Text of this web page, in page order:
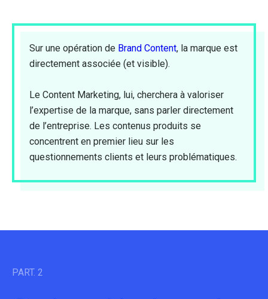
Sur une opération de Brand Content, la marque est
directement associée (et visible).
Le Content Marketing, lui, cherchera à valoriser
l’expertise de la marque, sans parler directement
de l’entreprise. Les contenus produits se
concentrent en premier lieu sur les
questionnements clients et leurs problématiques.
PART. 2